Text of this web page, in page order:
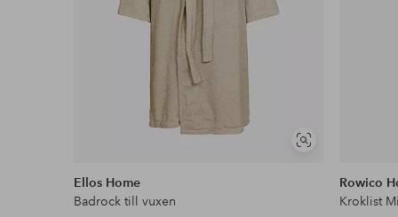
Visa
Ellos Home
Badrock till vuxen
Rowico
Kroklist